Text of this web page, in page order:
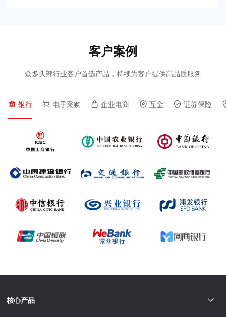
客户案例
众多头部行业客户首选产品，持续为客户提供高品质服务
银行 电子采购 企业电商 互金 证券保险
核心产品